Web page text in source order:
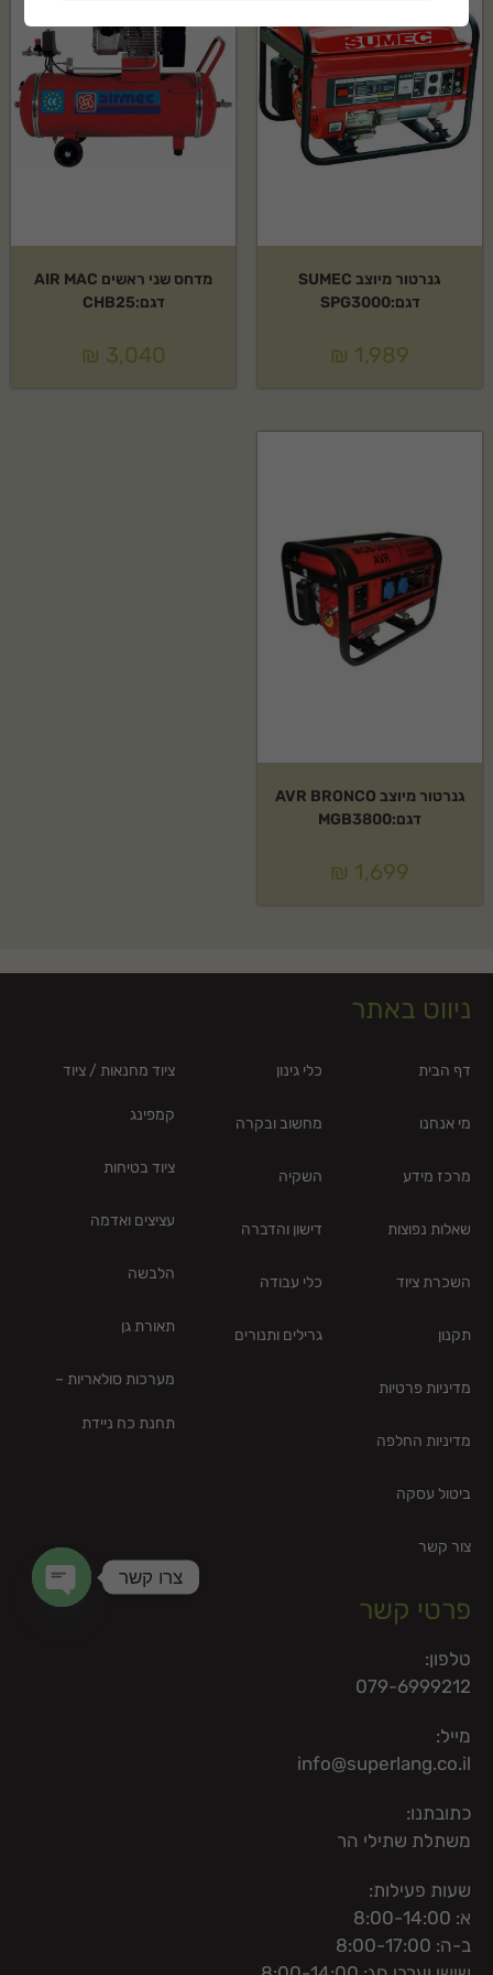
עבודה. מוצר אמין ועמיד לאורך זמן.
האם דבק גורילה רב שימושי – 1 ליטר מגיע עם אחריות?
כן, המוצר מגיע עם אחריות יצרן מלאה של Gorilla. לפרטים נוספים צרו קשר.
מה אפשרויות המשלוח?
גנרטור מיוצב SUMEC
דגם:SPG3000
₪ 1,989
מדחס שני ראשים AIR MAC
דגם:CHB25
₪ 3,040
גנרטור מיוצב AVR BRONCO
דגם:MGB3800
₪ 1,699
ניווט באתר
דף הבית
מי אנחנו
מרכז מידע
שאלות נפוצות
השכרת ציוד
תקנון
מדיניות פרטיות
מדיניות החלפה
ביטול עסקה
צור קשר
כלי גינון
מחשוב ובקרה
השקיה
דישון והדברה
כלי עבודה
גרילים ותנורים
ציוד מחנאות / ציוד
קמפינג
ציוד בטיחות
עציצים ואדמה
הלבשה
תאורת גן
מערכות סולאריות –
תחנת כח ניידת
פרטי קשר
טלפון:
079-6999212
מייל:
info@superlang.co.il
כתובתנו:
משתלת שתילי הר
שעות פעילות:
א: 8:00-14:00
ב-ה: 8:00-17:00
צרו קשר